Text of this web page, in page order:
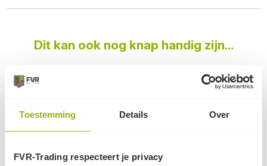
Toestemming Details Over
FVR-Trading respecteert je privacy
Dit kan ook nog knap handig zijn...